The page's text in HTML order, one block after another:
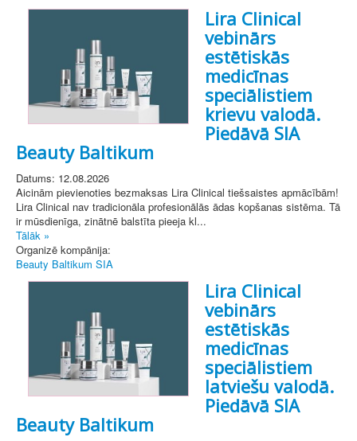
Lira Clinical
vebinārs
estētiskās
medicīnas
speciālistiem
krievu valodā.
Piedāvā SIA
Beauty Baltikum
Datums: 12.08.2026
Aicinām pievienoties bezmaksas Lira Clinical tiešsaistes apmācībām!
Lira Clinical nav tradicionāla profesionālās ādas kopšanas sistēma. Tā
ir mūsdienīga, zinātnē balstīta pieeja kl...
Tālāk »
Organizē kompānija:
Beauty Baltikum SIA
Lira Clinical
vebinārs
estētiskās
medicīnas
speciālistiem
latviešu valodā.
Piedāvā SIA
Beauty Baltikum